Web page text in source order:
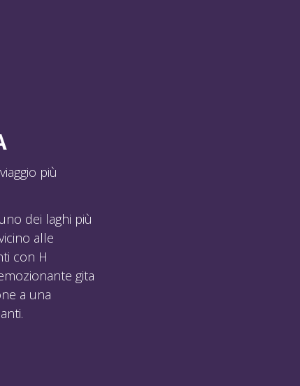
più
dei laghi più
alle
con H
gita
a una